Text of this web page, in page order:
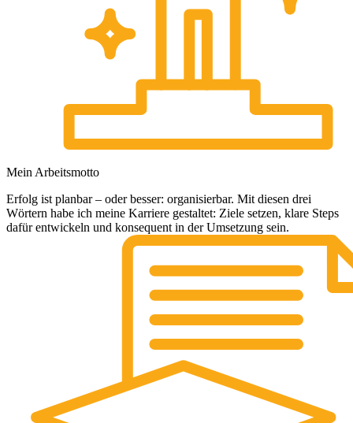
Mein Arbeitsmotto
Erfolg ist planbar – oder besser: organisierbar. Mit diesen drei
Wörtern habe ich meine Karriere gestaltet: Ziele setzen, klare Steps
dafür entwickeln und konsequent in der Umsetzung sein.